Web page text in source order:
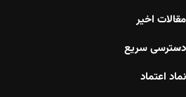
مقالات اخیر
دسترسی سریع
نماد اعتماد